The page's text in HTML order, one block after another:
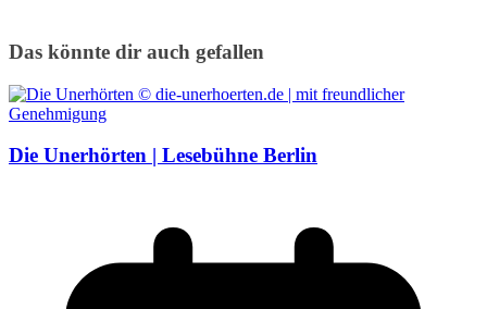
Das könnte dir auch gefallen
Die Unerhörten | Lesebühne Berlin